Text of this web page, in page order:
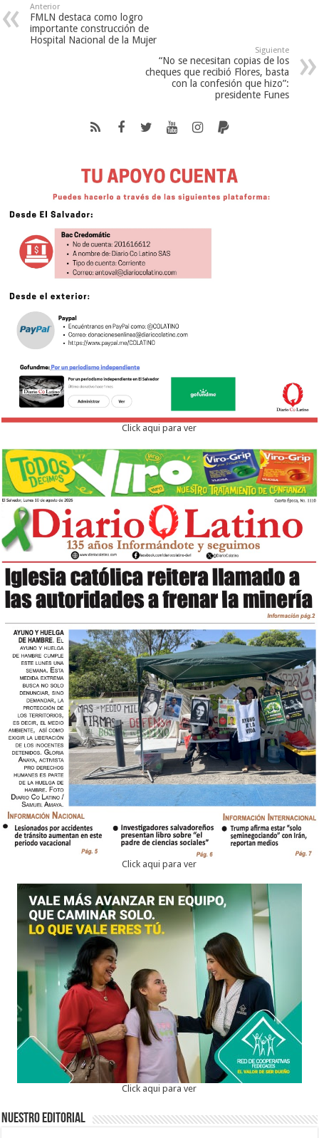
Anterior
FMLN destaca como logro
importante construcción de
Hospital Nacional de la Mujer
Siguiente
“No se necesitan copias de los
cheques que recibió Flores, basta
con la confesión que hizo”:
presidente Funes
Click aqui para ver
Click aqui para ver
Click aqui para ver
Nuestro Editorial